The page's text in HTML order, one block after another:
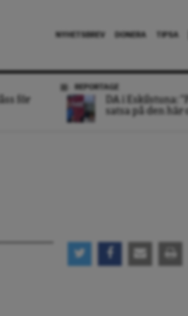
NYHETSBREV DONERA TIPSA
för
REPORTAGE
DA i Eskilstuna:
satsa på den här